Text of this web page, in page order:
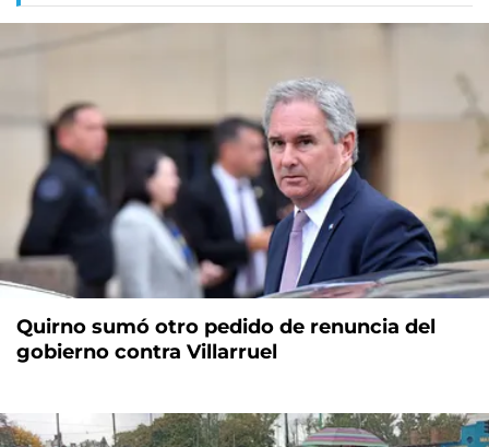
Quirno sumó otro pedido de renuncia del
gobierno contra Villarruel